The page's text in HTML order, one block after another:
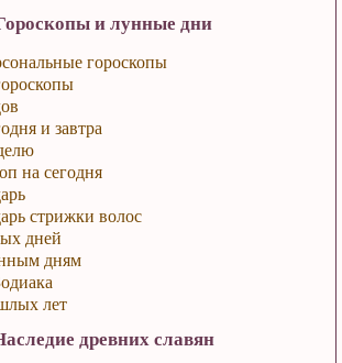
и лунные дни
гороскопы
и завтра
на сегодня
стрижки волос
дней
дням
лет
древних славян